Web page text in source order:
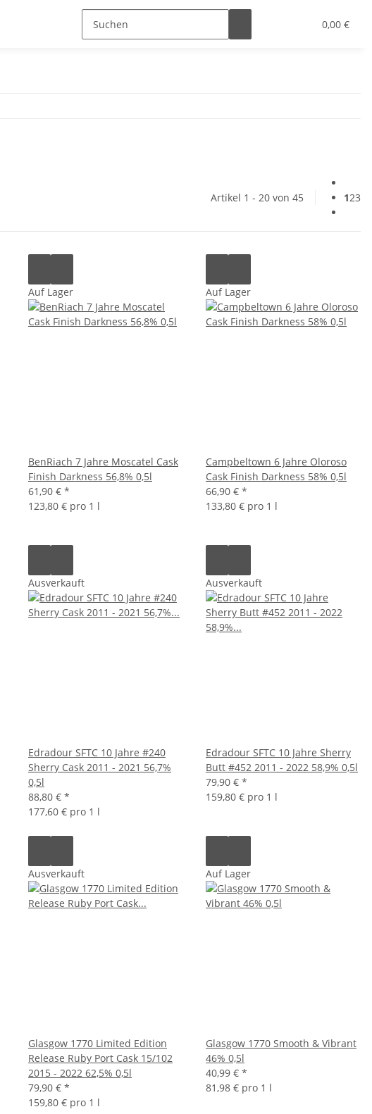
0,00 €
Artikel 1 - 20 von 45 123
Auf Lager
BenRiach 7 Jahre Moscatel Cask
Finish Darkness 56,8% 0,5l
61,90 € *
123,80 € pro 1 l
Auf Lager
Campbeltown 6 Jahre Oloroso
Cask Finish Darkness 58% 0,5l
66,90 € *
133,80 € pro 1 l
Ausverkauft
Edradour SFTC 10 Jahre #240
Sherry Cask 2011 - 2021 56,7%
0,5l
88,80 € *
177,60 € pro 1 l
Ausverkauft
Edradour SFTC 10 Jahre Sherry
Butt #452 2011 - 2022 58,9% 0,5l
79,90 € *
159,80 € pro 1 l
Ausverkauft
Glasgow 1770 Limited Edition
Release Ruby Port Cask 15/102
2015 - 2022 62,5% 0,5l
79,90 € *
159,80 € pro 1 l
Auf Lager
Glasgow 1770 Smooth & Vibrant
46% 0,5l
40,99 € *
81,98 € pro 1 l